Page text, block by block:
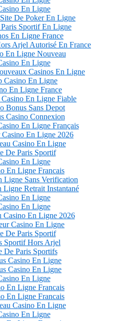
En Ligne
De Poker En Ligne
Sportif En Ligne
En Ligne France
Arjel Autorisé En France
En Ligne Nouveau
En Ligne
Casinos En Ligne
Casino En Ligne
En Ligne France
En Ligne Fiable
Bonus Sans Depot
Casino Connexion
En Ligne Français
En Ligne 2026
Casino En Ligne
De Paris Sportif
En Ligne
En Ligne Francais
Ligne Sans Verification
Ligne Retrait Instantané
En Ligne
En Ligne
Casino En Ligne 2026
Casino En Ligne
De Paris Sportif
Sportif Hors Arjel
De Paris Sportifs
Casino En Ligne
Casino En Ligne
En Ligne
En Ligne Francais
En Ligne Francais
Casino En Ligne
En Ligne